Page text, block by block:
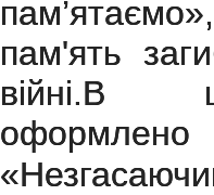
пам'ять
війні.В